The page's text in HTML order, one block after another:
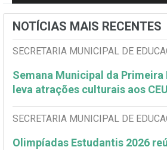
NOTÍCIAS MAIS RECENTES
SECRETARIA MUNICIPAL DE
Semana Municipal da Primeira
leva atrações culturais aos
SECRETARIA MUNICIPAL DE
Olimpíadas Estudantis 2026